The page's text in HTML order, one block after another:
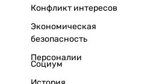
Конфликт интересов
Экономическая
безопасность
Персоналии
Социум